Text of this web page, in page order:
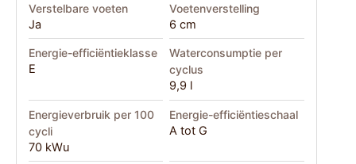
Verstelbare voeten
Ja
Voetenverstelling
6 cm
Energie-efficiëntieklasse
E
Waterconsumptie per
cyclus
9,9 l
Energieverbruik per 100
cycli
70 kWu
Energie-efficiëntieschaal
A tot G